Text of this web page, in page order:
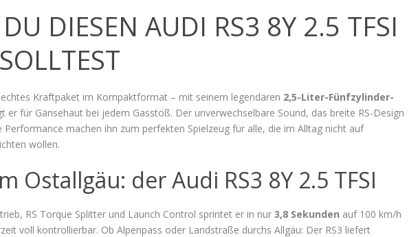
DIESEN AUDI RS3 8Y 2.5 TFSI
echtes Kraftpaket im Kompaktformat – mit seinem legendären 2,5-Liter-Fünfzylinder-
er für Gänsehaut bei jedem Gasstoß. Der unverwechselbare Sound, das breite RS-Design
Performance machen ihn zum perfekten Spielzeug für alle, die im Alltag nicht auf
wollen.
Ostallgäu: der Audi RS3 8Y 2.5 TFSI
RS Torque Splitter und Launch Control sprintet er in nur 3,8 Sekunden auf 100 km/h
voll kontrollierbar. Ob Alpenpass oder Landstraße durchs Allgäu: Der RS3 liefert